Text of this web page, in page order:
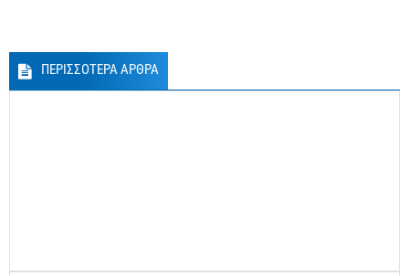
ΠΕΡΙΣΣΟΤΕΡΑ ΑΡΘΡΑ